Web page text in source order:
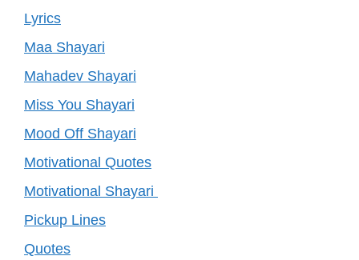
Lyrics
Maa Shayari
Mahadev Shayari
Miss You Shayari
Mood Off Shayari
Motivational Quotes
Motivational Shayari
Pickup Lines
Quotes